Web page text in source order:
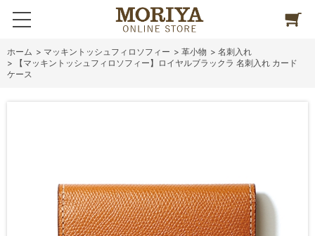
ホーム > マッキントッシュフィロソフィー > 革小物 > 名刺入れ
>
【マッキントッシュフィロソフィー】ロイヤルブラックラ 名刺入れ カード
ケース